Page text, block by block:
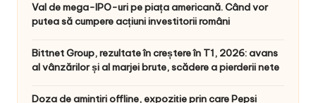
Val de mega-IPO-uri pe piața americană. Când vor
putea să cumpere acțiuni investitorii români
Bittnet Group, rezultate în creștere în T1, 2026: avans
al vânzărilor și al marjei brute, scădere a pierderii nete
Doza de amintiri offline, expoziție prin care Pepsi